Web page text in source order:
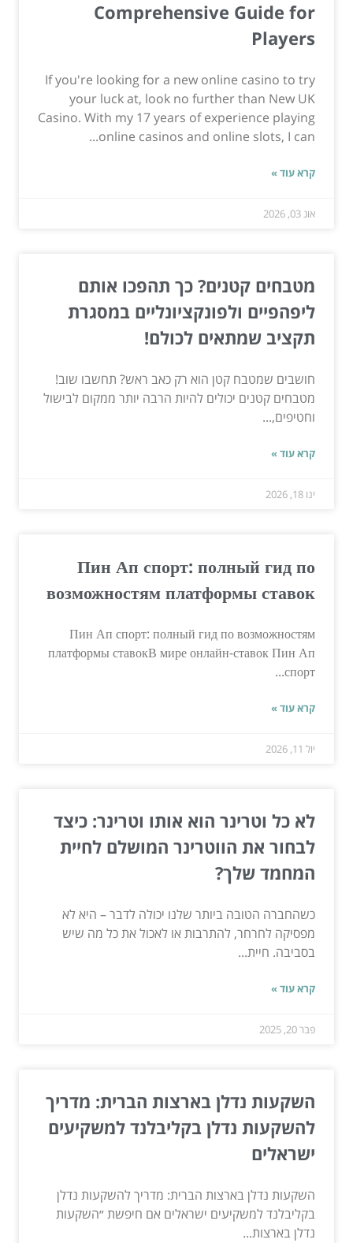
Comprehensive Guide for
Players
If you're looking for a new online casino to try
your luck at, look no further than New UK
Casino. With my 17 years of experience playing
online casinos and online slots, I can...
קרא עוד »
אוג 03, 2026
מטבחים קטנים? כך תהפכו אותם
ליפהפיים ולפונקציונליים במסגרת
תקציב שמתאים לכולם!
חושבים שמטבח קטן הוא רק כאב ראש? תחשבו שוב!
מטבחים קטנים יכולים להיות הרבה יותר ממקום לבישול
וחטיפים,...
קרא עוד »
ינו 18, 2026
Пин Ап спорт: полный гид по
возможностям платформы ставок
Пин Ап спорт: полный гид по возможностям
платформы ставокВ мире онлайн-ставок Пин Ап
спорт...
קרא עוד »
יול 11, 2026
לא כל וטרינר הוא אותו וטרינר: כיצד
לבחור את הווטרינר המושלם לחיית
המחמד שלך?
כשהחברה הטובה ביותר שלנו יכולה לדבר – היא לא
מפסיקה לחרחר, להתרבות או לאכול את כל מה שיש
בסביבה. חיית...
קרא עוד »
פבר 20, 2025
השקעות נדלן בארצות הברית: מדריך
להשקעות נדלן בקליבלנד למשקיעים
ישראלים
השקעות נדלן בארצות הברית: מדריך להשקעות נדלן
בקליבלנד למשקיעים ישראלים אם חיפשת ״השקעות
נדלן בארצות...